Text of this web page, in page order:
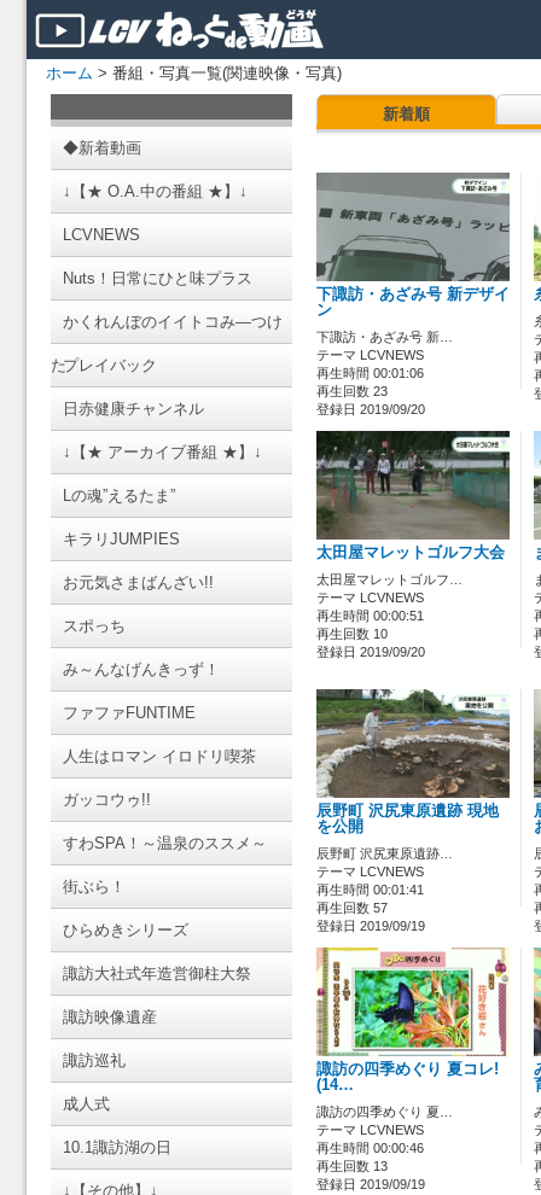
ホーム > 番組・写真一覧(関連映像・写真)
◆新着動画
↓【★ O.A.中の番組 ★】↓
LCVNEWS
Nuts！日常にひと味プラス
かくれんぼのイイトコみ―つけ
たプレイバック
日赤健康チャンネル
↓【★ アーカイブ番組 ★】↓
Lの魂”えるたま”
キラリJUMPIES
お元気さまばんざい!!
スポっち
み～んなげんきっず！
ファファFUNTIME
人生はロマン イロドリ喫茶
ガッコウゥ!!
すわSPA！～温泉のススメ～
街ぶら！
ひらめきシリーズ
諏訪大社式年造営御柱大祭
諏訪映像遺産
諏訪巡礼
成人式
10.1諏訪湖の日
↓【その他】↓
新着順
下諏訪・あざみ号 新デザイ
ン
下諏訪・あざみ号 新…
テーマ LCVNEWS
再生時間 00:01:06
再生回数 23
登録日 2019/09/20
太田屋マレットゴルフ大会
太田屋マレットゴルフ…
テーマ LCVNEWS
再生時間 00:00:51
再生回数 10
登録日 2019/09/20
辰野町 沢尻東原遺跡 現地
を公開
辰野町 沢尻東原遺跡…
テーマ LCVNEWS
再生時間 00:01:41
再生回数 57
登録日 2019/09/19
諏訪の四季めぐり 夏コレ!
(14…
諏訪の四季めぐり 夏…
テーマ LCVNEWS
再生時間 00:00:46
再生回数 13
登録日 2019/09/19